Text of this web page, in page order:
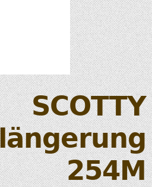
SCOTTY
254M